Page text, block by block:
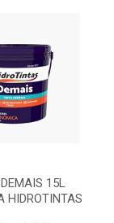
15L
HIDROTINTAS